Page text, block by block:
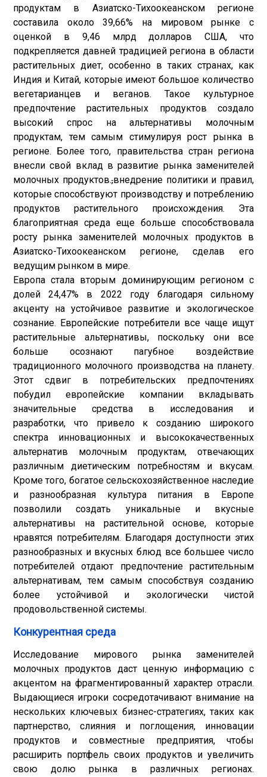
продуктам в Азиатско-Тихоокеанском регионе
составила около 39,66% на мировом рынке с
оценкой в ​​9,46 млрд долларов США, что
подкрепляется давней традицией региона в области
растительных диет, особенно в таких странах, как
Индия и Китай, которые имеют большое количество
вегетарианцев и веганов. Такое культурное
предпочтение растительных продуктов создало
высокий спрос на альтернативы молочным
продуктам, тем самым стимулируя рост рынка в
регионе. Более того, правительства стран региона
внесли свой вклад в развитие рынка заменителей
молочных продуктов.,внедрение политики и правил,
которые способствуют производству и потреблению
продуктов растительного происхождения. Эта
благоприятная среда еще больше способствовала
росту рынка заменителей молочных продуктов в
Азиатско-Тихоокеанском регионе, сделав его
ведущим рынком в мире.
Европа стала вторым доминирующим регионом с
долей 24,47% в 2022 году благодаря сильному
акценту на устойчивое развитие и экологическое
сознание. Европейские потребители все чаще ищут
растительные альтернативы, поскольку они все
больше осознают пагубное воздействие
традиционного молочного производства на планету.
Этот сдвиг в потребительских предпочтениях
побудил европейские компании вкладывать
значительные средства в исследования и
разработки, что привело к созданию широкого
спектра инновационных и высококачественных
альтернатив молочным продуктам, отвечающих
различным диетическим потребностям и вкусам.
Кроме того, богатое сельскохозяйственное наследие
и разнообразная культура питания в Европе
позволили создать уникальные и вкусные
альтернативы на растительной основе, которые
нравятся потребителям. Благодаря доступности этих
разнообразных и вкусных блюд все большее число
потребителей отдают предпочтение растительным
альтернативам, тем самым способствуя созданию
более устойчивой и экологически чистой
продовольственной системы.
Конкурентная среда
Исследование мирового рынка заменителей
молочных продуктов даст ценную информацию с
акцентом на фрагментированный характер отрасли.
Выдающиеся игроки сосредотачивают внимание на
нескольких ключевых бизнес-стратегиях, таких как
партнерство, слияния и поглощения, инновации
продуктов и совместные предприятия, чтобы
расширить портфель своих продуктов и увеличить
свою долю рынка в различных регионах.